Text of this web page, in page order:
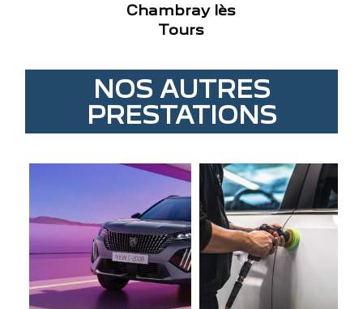
Chambray lès
Tours
NOS AUTRES
PRESTATIONS